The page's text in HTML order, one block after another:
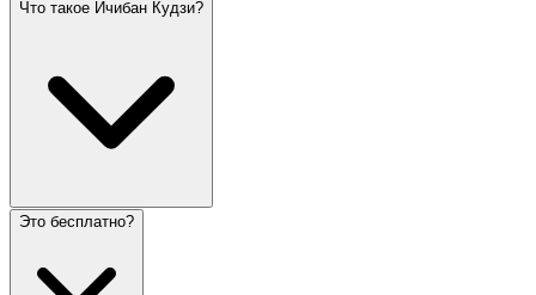
Что такое Ичибан Кудзи?
Это бесплатно?